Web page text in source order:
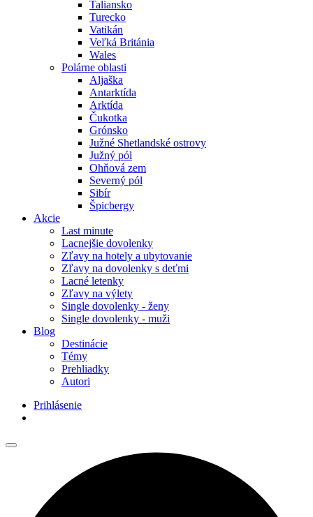
Taliansko
Turecko
Vatikán
Veľká Británia
Wales
Polárne oblasti
Aljaška
Antarktída
Arktída
Čukotka
Grónsko
Južné Shetlandské ostrovy
Južný pól
Ohňová zem
Severný pól
Sibír
Špicbergy
Akcie
Last minute
Lacnejšie dovolenky
Zľavy na hotely a ubytovanie
Zľavy na dovolenky s deťmi
Lacné letenky
Zľavy na výlety
Single dovolenky - ženy
Single dovolenky - muži
Blog
Destinácie
Témy
Prehliadky
Autori
Prihlásenie